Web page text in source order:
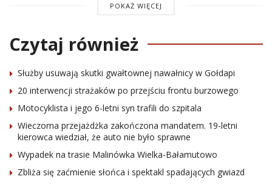
POKAŻ WIĘCEJ
Czytaj również
Służby usuwają skutki gwałtownej nawałnicy w Gołdapi
20 interwencji strażaków po przejściu frontu burzowego
Motocyklista i jego 6-letni syn trafili do szpitala
Wieczorna przejażdżka zakończona mandatem. 19-letni
kierowca wiedział, że auto nie było sprawne
Wypadek na trasie Malinówka Wielka-Bałamutowo
Zbliża się zaćmienie słońca i spektakl spadających gwiazd